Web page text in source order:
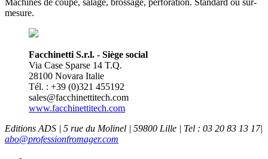
Machines de coupe, salage, brossage, perforation. Standard ou sur-
mesure.
Facchinetti S.r.l. - Siège social
Via Case Sparse 14 T.Q.
28100 Novara Italie
Tél. : +39 (0)321 455192
sales@facchinettitech.com
www.facchinettitech.com
Editions ADS | 5 rue du Molinel | 59800 Lille | Tel : 03 20 83 13 17|
abo@professionfromager.com